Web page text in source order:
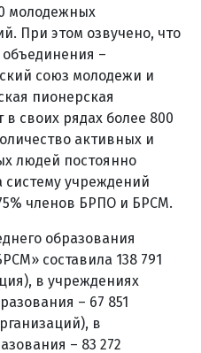
молодежных
При этом озвучено, что
–
союз молодежи и
пионерская
своих рядах более 800
активных и
людей постоянно
учреждений
членов БРПО и БРСМ.
образования
составила 138 791
в учреждениях
– 67 851
в
– 83 272